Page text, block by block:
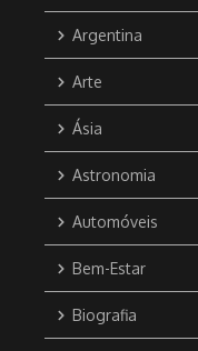
Argentina
Arte
Ásia
Astronomia
Automóveis
Bem-Estar
Biografia